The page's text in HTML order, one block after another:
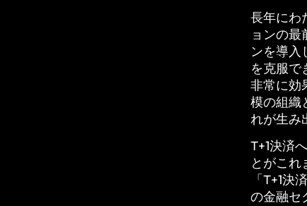
長年にわ
ョンの
ンを導入
を克服で
非常に効
模の組織
れが生み
T+1決済
とがこれ
「T+1
の金融セ